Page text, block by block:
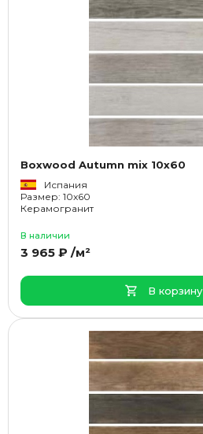
Boxwood Autumn mix 10x60
Испания
Размер: 10x60
Керамогранит
В наличии
3 965 ₽ /м²
В корзину